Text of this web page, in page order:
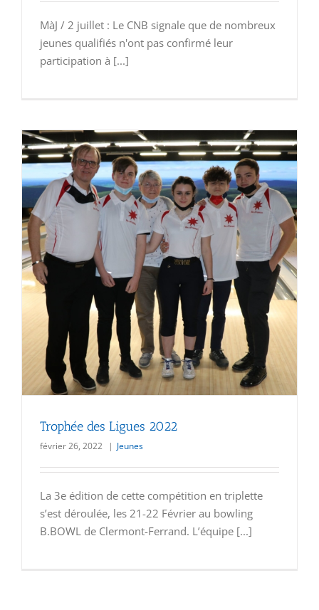
MàJ / 2 juillet : Le CNB signale que de nombreux
jeunes qualifiés n'ont pas confirmé leur
participation à [...]
Trophée des Ligues 2022
février 26, 2022 | Jeunes
La 3e édition de cette compétition en triplette
s’est déroulée, les 21-22 Février au bowling
B.BOWL de Clermont-Ferrand. L’équipe [...]